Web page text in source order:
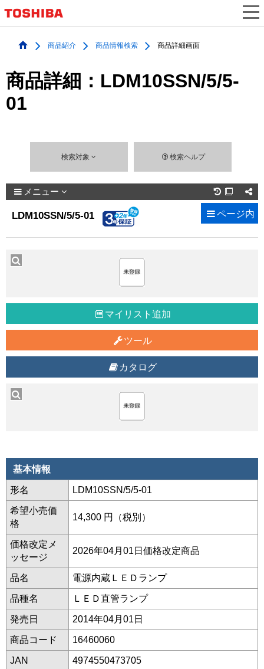
商品紹介 商品情報検索 商品詳細画面
商品詳細：LDM10SSN/5/5-
01
検索対象 検索ヘルプ
メニュー 
LDM10SSN/5/5-01 ページ内
マイリスト追加
ツール
カタログ
基本情報
形名 LDM10SSN/5/5-01
希望小売価
格
14,300 円（税別）
価格改定メ
ッセージ
2026年04月01日価格改定商品
品名 電源内蔵ＬＥＤランプ
品種名 ＬＥＤ直管ランプ
発売日 2014年04月01日
商品コード 16460060
JAN 4974550473705